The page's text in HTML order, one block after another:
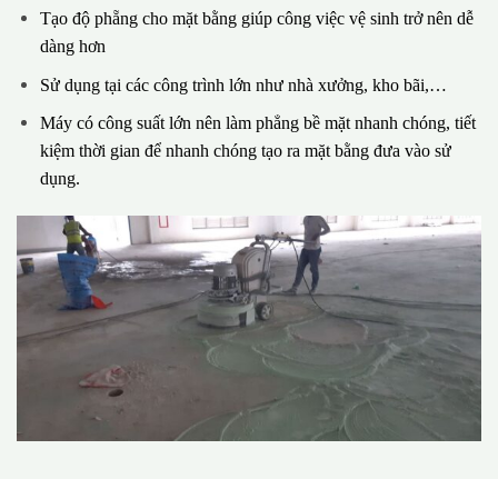
Tạo độ phẵng cho mặt bằng giúp công việc vệ sinh trở nên dễ
dàng hơn
Sử dụng tại các công trình lớn như nhà xưởng, kho bãi,…
Máy có công suất lớn nên làm phẳng bề mặt nhanh chóng, tiết
kiệm thời gian để nhanh chóng tạo ra mặt bằng đưa vào sử
dụng.